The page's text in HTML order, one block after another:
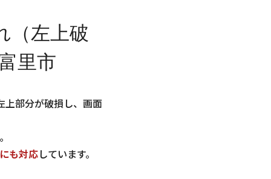
（左上破
里市
上部分が破損し、画面
も対応しています。